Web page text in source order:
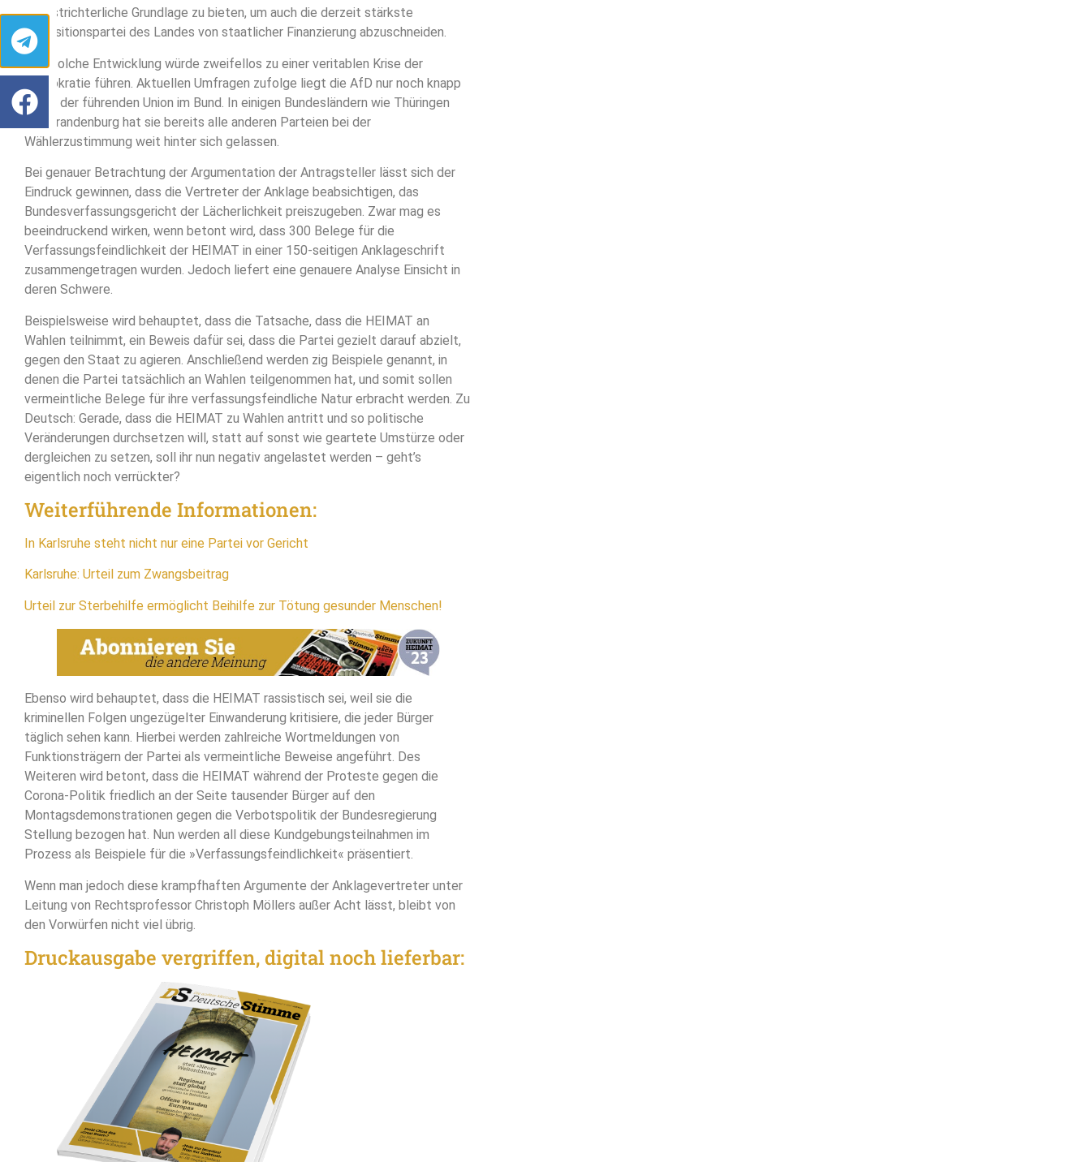
höchstrichterliche Grundlage zu bieten, um auch die derzeit stärkste
Oppositionspartei des Landes von staatlicher Finanzierung abzuschneiden.
Eine solche Entwicklung würde zweifellos zu einer veritablen Krise der
Demokratie führen. Aktuellen Umfragen zufolge liegt die AfD nur noch knapp
hinter der führenden Union im Bund. In einigen Bundesländern wie Thüringen
und Brandenburg hat sie bereits alle anderen Parteien bei der
Wählerzustimmung weit hinter sich gelassen.
Bei genauer Betrachtung der Argumentation der Antragsteller lässt sich der
Eindruck gewinnen, dass die Vertreter der Anklage beabsichtigen, das
Bundesverfassungsgericht der Lächerlichkeit preiszugeben. Zwar mag es
beeindruckend wirken, wenn betont wird, dass 300 Belege für die
Verfassungsfeindlichkeit der HEIMAT in einer 150-seitigen Anklageschrift
zusammengetragen wurden. Jedoch liefert eine genauere Analyse Einsicht in
deren Schwere.
Beispielsweise wird behauptet, dass die Tatsache, dass die HEIMAT an
Wahlen teilnimmt, ein Beweis dafür sei, dass die Partei gezielt darauf abzielt,
gegen den Staat zu agieren. Anschließend werden zig Beispiele genannt, in
denen die Partei tatsächlich an Wahlen teilgenommen hat, und somit sollen
vermeintliche Belege für ihre verfassungsfeindliche Natur erbracht werden. Zu
Deutsch: Gerade, dass die HEIMAT zu Wahlen antritt und so politische
Veränderungen durchsetzen will, statt auf sonst wie geartete Umstürze oder
dergleichen zu setzen, soll ihr nun negativ angelastet werden – geht’s
eigentlich noch verrückter?
Weiterführende Informationen:
In Karlsruhe steht nicht nur eine Partei vor Gericht
Karlsruhe: Urteil zum Zwangsbeitrag
Urteil zur Sterbehilfe ermöglicht Beihilfe zur Tötung gesunder Menschen!
Ebenso wird behauptet, dass die HEIMAT rassistisch sei, weil sie die
kriminellen Folgen ungezügelter Einwanderung kritisiere, die jeder Bürger
täglich sehen kann. Hierbei werden zahlreiche Wortmeldungen von
Funktionsträgern der Partei als vermeintliche Beweise angeführt. Des
Weiteren wird betont, dass die HEIMAT während der Proteste gegen die
Corona-Politik friedlich an der Seite tausender Bürger auf den
Montagsdemonstrationen gegen die Verbotspolitik der Bundesregierung
Stellung bezogen hat. Nun werden all diese Kundgebungsteilnahmen im
Prozess als Beispiele für die »Verfassungsfeindlichkeit« präsentiert.
Wenn man jedoch diese krampfhaften Argumente der Anklagevertreter unter
Leitung von Rechtsprofessor Christoph Möllers außer Acht lässt, bleibt von
den Vorwürfen nicht viel übrig.
Druckausgabe vergriffen, digital noch lieferbar: